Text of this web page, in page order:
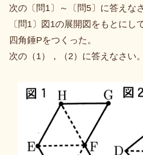
次の〔問1〕～〔問5〕に答えな
〔問1〕図1の展開図をもとにし
四角錘Pをつくった。
次の（1），（2）に答えなさい。